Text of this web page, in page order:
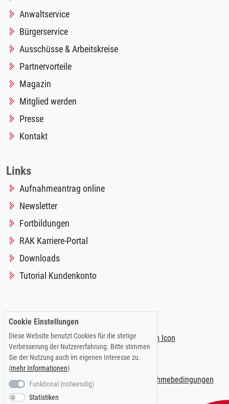
Anwaltservice
Bürgerservice
Ausschüsse & Arbeitskreise
Partnervorteile
Magazin
Mitglied werden
Presse
Kontakt
Links
Aufnahmeantrag online
Newsletter
Fortbildungen
RAK Karriere-Portal
Downloads
Tutorial Kundenkonto
Impressum |Datenschutzerklärung Teilnahmebedingungen
Cookie Einstellungen
Diese Website benutzt Cookies für die stetige
Verbesserung der Nutzererfahrung. Bitte stimmen
Sie der Nutzung auch im eigenen Interesse zu.
(mehr Informationen)
Funktional (notwendig)
Statistiken